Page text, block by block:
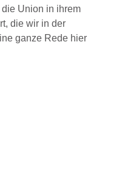
Union in ihrem
die wir in der
ganze Rede hier